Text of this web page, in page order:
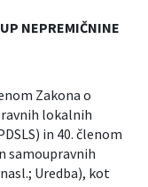
NEPREMIČNINE
Zakona o
lokalnih
in 40. členom
samoupravnih
Uredba), kot